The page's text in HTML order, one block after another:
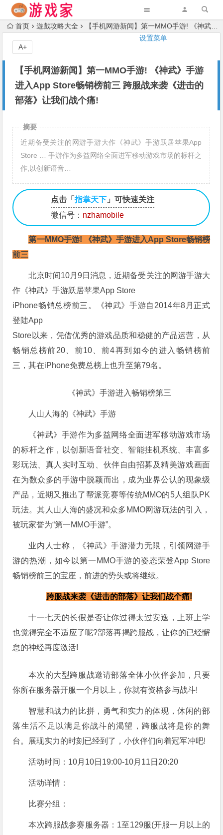
设置菜单
首页 遊戲攻略大全 【手机网游新闻】第一MMO手游! 《神武》手游进入App Store畅销榜前三 跨服战来袭《进击的部落》让我们战个痛!
【手机网游新闻】第一MMO手游! 《神武》手游
进入App Store畅销榜前三 跨服战来袭《进击的
部落》让我们战个痛!
A+
摘要
近期备受关注的网游手游大作《神武》手游跃居苹果App
Store … 手游作为多益网络全面进军移动游戏市场的标杆之
作,以创新语音…
点击「指掌天下 」可快速关注
微信号： nzhamobile
第一MMO手游! 《神武》手游进入App Store畅销榜
前三
北京时间10月9日消息，近期备受关注的网游手游大
作《神武》手游跃居苹果App Store
iPhone畅销总榜前三。《神武》手游自2014年8月正式
登陆App
Store以来，凭借优秀的游戏品质和稳健的产品运营，从
畅销总榜前20、前10、前4再到如今的进入畅销榜前
三，其在iPhone免费总榜上也升至第79名。
《神武》手游进入畅销榜第三
人山人海的《神武》手游
《神武》手游作为多益网络全面进军移动游戏市场
的标杆之作，以创新语音社交、智能挂机系统、丰富多
彩玩法、真人实时互动、伙伴自由招募及精美游戏画面
在为数众多的手游中脱颖而出，成为业界公认的现象级
产品，近期又推出了帮派竞赛等传统MMO的5人组队PK
玩法。其人山人海的盛况和众多MMO网游玩法的引入，
被玩家誉为“第一MMO手游”。
业内人士称，《神武》手游潜力无限，引领网游手
游的热潮，如今以第一MMO手游的姿态荣登App Store
畅销榜前三的宝座，前进的势头或将继续。
跨服战来袭《进击的部落》让我们战个痛!
十一七天的长假是否让你过得太过安逸，上班上学
也觉得完全不适应了呢?部落再揭跨服战，让你的已经懈
怠的神经再度激活!
本次的大型跨服战邀请部落全体小伙伴参加，只要
你所在服务器开服一个月以上，你就有资格参与战斗!
智慧和战力的比拼，勇气和实力的体现，休闲的部
落生活不足以满足你战斗的渴望，跨服战将是你的舞
台。展现实力的时刻已经到了，小伙伴们向着冠军冲吧!
活动时间：10月10日19:00-10月11日20:20
活动详情：
比赛分组：
本次跨服战参赛服务器：1至129服(开服一月以上的